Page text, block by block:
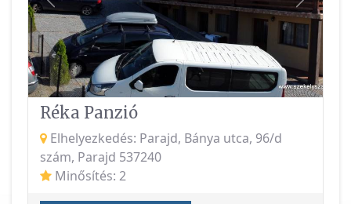
Vissza
Réka Panzió
Elhelyezkedés: Parajd, Bánya utca, 96/d
szám, Parajd 537240
Minősítés: 2